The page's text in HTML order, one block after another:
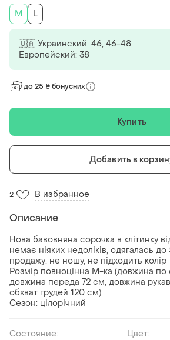
M
L
🇺🇦 Украинский: 46, 46-48
Европейский: 38
до 25 ₴ бонусних
Купить
Добавить в
2 В избранное
Описание
Нова бавовняна сорочка в клітинку
немає ніяких недоліків, одягалась
продажу: не ношу, не підходить колір
Розмір повноцінна М-ка (довжина по
довжина переда 72 см, довжина
обхват грудей 120 см)
Сезон: цілорічний
Состояние:
Цвет: